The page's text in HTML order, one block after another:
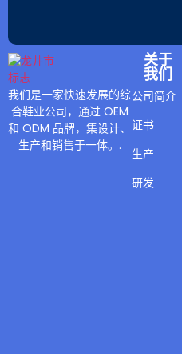
我们是一家快速发展的综
合鞋业公司，通过 OEM
和 ODM 品牌，集设计、
生产和销售于一体。.
关于
我们
公司简介
证书
生产
研发